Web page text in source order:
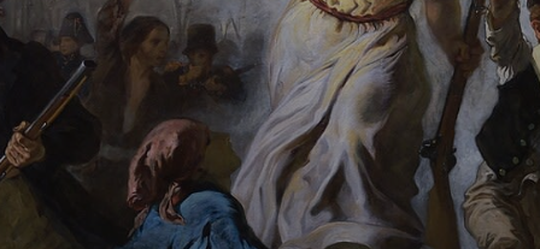
Delacroix
macht's. Und die
Freiheit? Sogar
mit Achselhaaren!